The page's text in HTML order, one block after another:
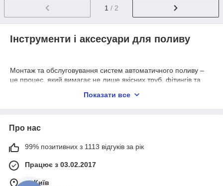
1 / 2
Інструменти і аксесуари для поливу
Монтаж та обслуговування систем автоматичного поливу –
це процес, який вимагає не лише якісних труб, фітингів та
аксесуарів. Саме вони забезпечують правильну установку
широкий асортимент інструментів і аксесуарів для
Труборізи та фаскознімачі
Для роботи з поліетиленовими та поліпропіленовими
Показати все
Про нас
99% позитивних з 1113 відгуків за рік
Працює з 03.02.2017
м. Київ